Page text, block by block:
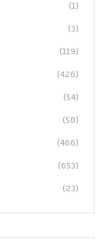
(1)
(3)
(119)
(426)
(54)
(58)
(466)
(653)
(23)